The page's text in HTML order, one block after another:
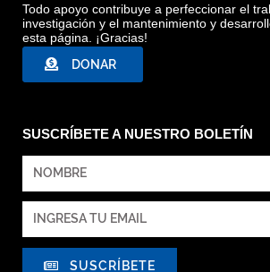
Todo apoyo contribuye a perfeccionar el
investigación y el mantenimiento y
esta página. ¡Gracias!
DONAR
SUSCRÍBETE A NUESTRO BOLETÍN
SUSCRÍBETE